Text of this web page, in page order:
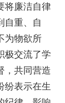
将廉洁自律
自重、自
为物欲所
极交流了学
，共同营造
纷表示在生